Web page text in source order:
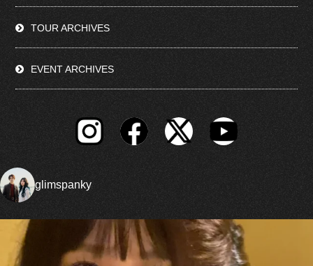
TOUR ARCHIVES
EVENT ARCHIVES
glimspanky